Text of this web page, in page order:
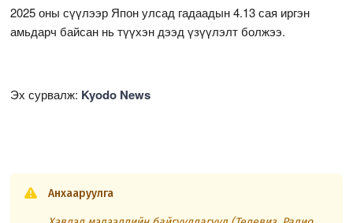
2025 оны сүүлээр Япон улсад гадаадын 4.13 сая иргэн
амьдарч байсан нь түүхэн дээд үзүүлэлт болжээ.
Эх сурвалж: Kyodo News
Анхааруулга